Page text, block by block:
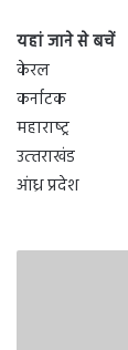
यहां जाने से बचें
केरल
कर्नाटक
महाराष्‍ट्र
उत्‍तराखंड
आंध्र प्रदेश